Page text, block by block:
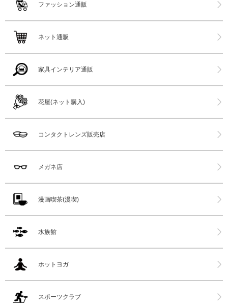
ファッション通販
ネット通販
家具インテリア通販
花屋(ネット購入)
コンタクトレンズ販売店
メガネ店
漫画喫茶(漫喫)
水族館
ホットヨガ
スポーツクラブ